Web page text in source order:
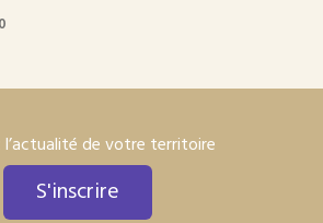
l’actualité de votre territoire
S'inscrire